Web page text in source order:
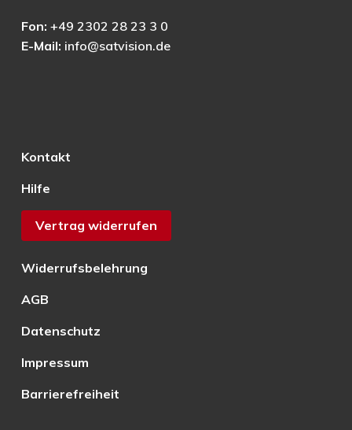
Fon: +49 2302 28 23 3 0
E-Mail: info@satvision.de
Kontakt
Hilfe
Vertrag widerrufen
Widerrufsbelehrung
AGB
Datenschutz
Impressum
Barrierefreiheit